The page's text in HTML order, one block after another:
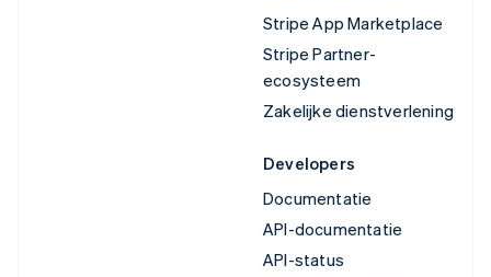
Stripe App Marketplace
Stripe Partner-
ecosysteem
Zakelijke dienstverlening
Developers
Documentatie
API-documentatie
API-status